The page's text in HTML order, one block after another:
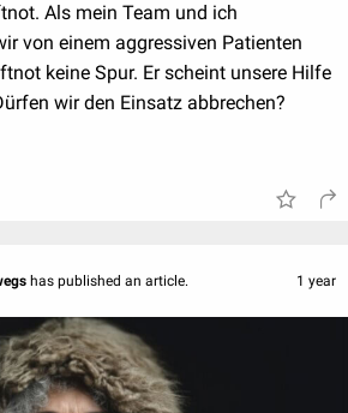
Als mein Team und ich
von einem aggressiven Patienten
keine Spur. Er scheint unsere Hilfe
wir den Einsatz abbrechen?
has published an article. 1 year